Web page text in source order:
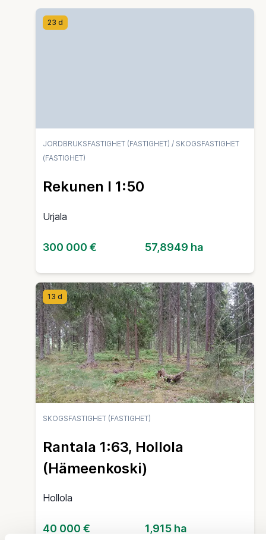
23 d
JORDBRUKSFASTIGHET (FASTIGHET) / SKOGSFASTIGHET
(FASTIGHET)
Rekunen I 1:50
Urjala
300 000 € 57,8949 ha
13 d
SKOGSFASTIGHET (FASTIGHET)
Rantala 1:63, Hollola
(Hämeenkoski)
Hollola
40 000 € 1,915 ha